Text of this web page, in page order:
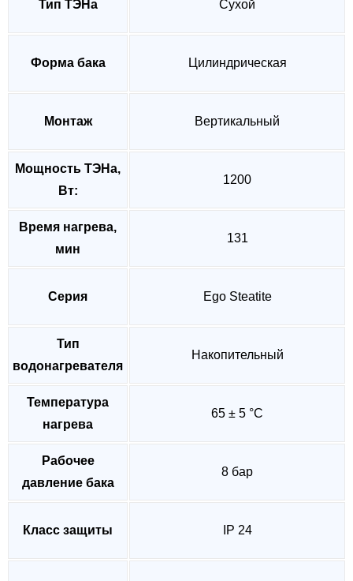
Тип ТЭНа Сухой
Форма бака Цилиндрическая
Монтаж Вертикальный
Мощность ТЭНа,
Вт:
1200
Время нагрева,
мин
131
Серия Ego Steatite
Тип
водонагревателя
Накопительный
Температура
нагрева
65 ± 5 °C
Рабочее
давление бака
8 бар
Класс защиты IP 24